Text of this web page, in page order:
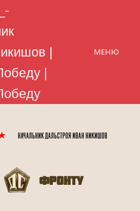
МЕНЮ
Начальник Дальстроя Иван Никишов
Фронту